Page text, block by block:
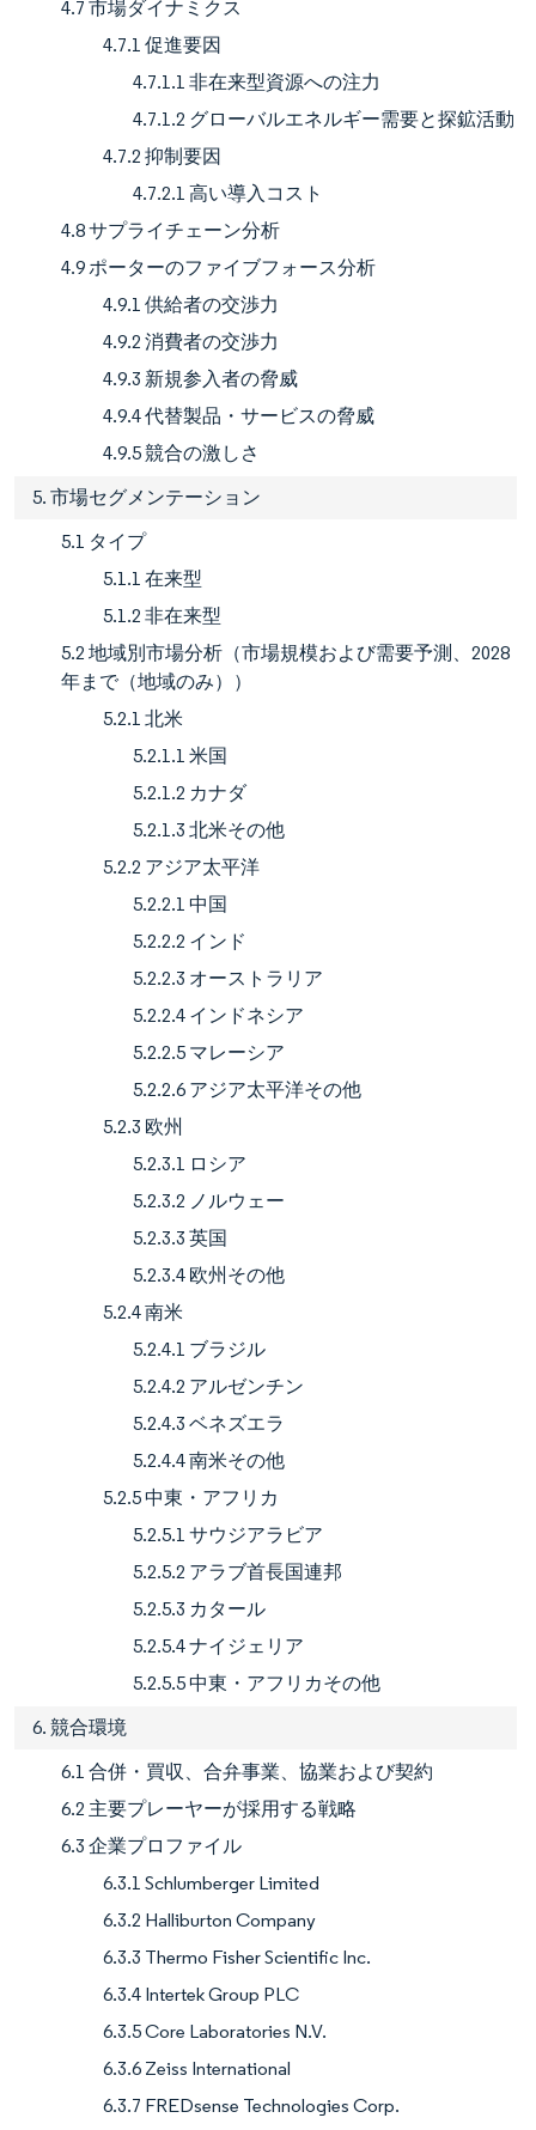
4.7 市場ダイナミクス
4.7.1 促進要因
4.7.1.1 非在来型資源への注力
4.7.1.2 グローバルエネルギー需要と探鉱活動
4.7.2 抑制要因
4.7.2.1 高い導入コスト
4.8 サプライチェーン分析
4.9 ポーターのファイブフォース分析
4.9.1 供給者の交渉力
4.9.2 消費者の交渉力
4.9.3 新規参入者の脅威
4.9.4 代替製品・サービスの脅威
4.9.5 競合の激しさ
5. 市場セグメンテーション
5.1 タイプ
5.1.1 在来型
5.1.2 非在来型
5.2 地域別市場分析（市場規模および需要予測、2028
年まで（地域のみ））
5.2.1 北米
5.2.1.1 米国
5.2.1.2 カナダ
5.2.1.3 北米その他
5.2.2 アジア太平洋
5.2.2.1 中国
5.2.2.2 インド
5.2.2.3 オーストラリア
5.2.2.4 インドネシア
5.2.2.5 マレーシア
5.2.2.6 アジア太平洋その他
5.2.3 欧州
5.2.3.1 ロシア
5.2.3.2 ノルウェー
5.2.3.3 英国
5.2.3.4 欧州その他
5.2.4 南米
5.2.4.1 ブラジル
5.2.4.2 アルゼンチン
5.2.4.3 ベネズエラ
5.2.4.4 南米その他
5.2.5 中東・アフリカ
5.2.5.1 サウジアラビア
5.2.5.2 アラブ首長国連邦
5.2.5.3 カタール
5.2.5.4 ナイジェリア
5.2.5.5 中東・アフリカその他
6. 競合環境
6.1 合併・買収、合弁事業、協業および契約
6.2 主要プレーヤーが採用する戦略
6.3 企業プロファイル
6.3.1 Schlumberger Limited
6.3.2 Halliburton Company
6.3.3 Thermo Fisher Scientific Inc.
6.3.4 Intertek Group PLC
6.3.5 Core Laboratories N.V.
6.3.6 Zeiss International
6.3.7 FREDsense Technologies Corp.